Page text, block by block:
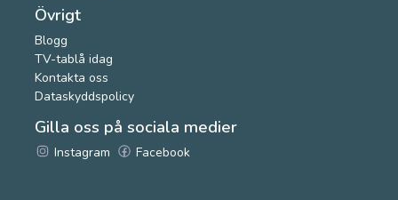
Övrigt
Blogg
TV-tablå idag
Kontakta oss
Dataskyddspolicy
Gilla oss på sociala medier
Instagram Facebook